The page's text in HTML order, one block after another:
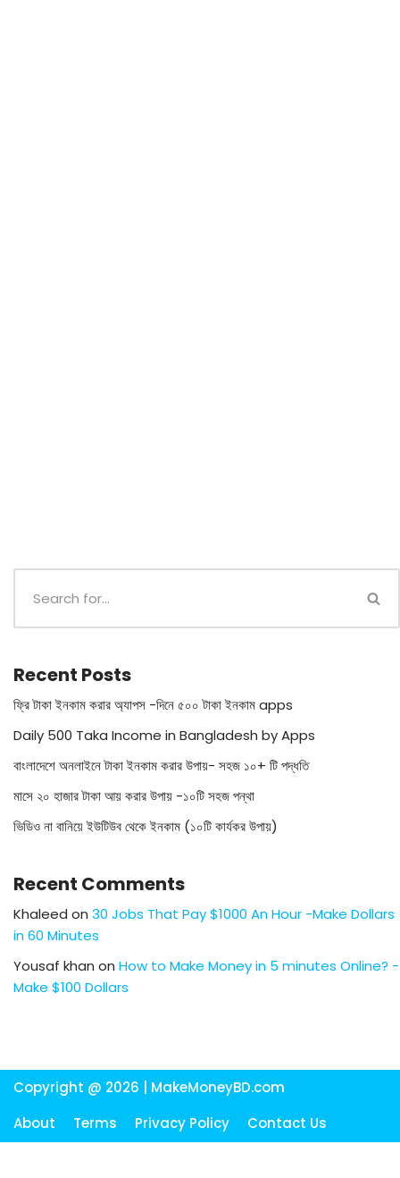
Recent Posts
ফ্রি টাকা ইনকাম করার অ্যাপস -দিনে ৫০০ টাকা ইনকাম apps
Daily 500 Taka Income in Bangladesh by Apps
বাংলাদেশে অনলাইনে টাকা ইনকাম করার উপায়- সহজ ১০+ টি পদ্ধতি
মাসে ২০ হাজার টাকা আয় করার উপায় -১০টি সহজ পন্থা
ভিডিও না বানিয়ে ইউটিউব থেকে ইনকাম (১০টি কার্যকর উপায়)
Recent Comments
Khaleed on 30 Jobs That Pay $1000 An Hour -Make Dollars
in 60 Minutes
Yousaf khan on How to Make Money in 5 minutes Online? -
Make $100 Dollars
Copyright @ 2026 | MakeMoneyBD.com
About
Terms Privacy Policy Contact Us